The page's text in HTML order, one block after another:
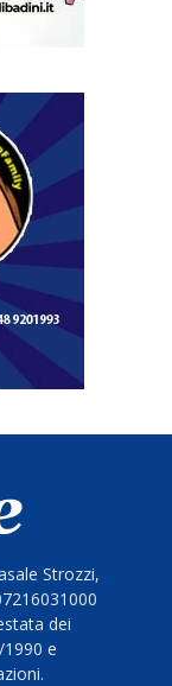
Strozzi,
dei
e